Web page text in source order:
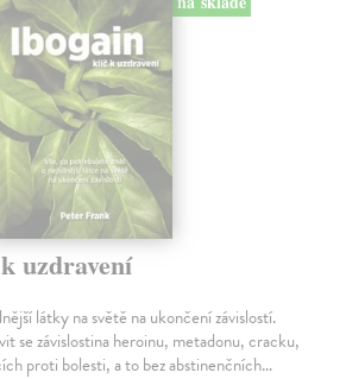
uzdravení
látky na světě na ukončení závislostí.
se závislostina heroinu, metadonu, cracku,
proti bolesti, a to bez abstinenčních…